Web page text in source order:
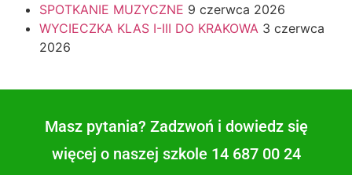
SPOTKANIE MUZYCZNE 9 czerwca 2026
WYCIECZKA KLAS I-III DO KRAKOWA 3 czerwca
2026
Masz pytania? Zadzwoń i dowiedz się
więcej o naszej szkole 14 687 00 24